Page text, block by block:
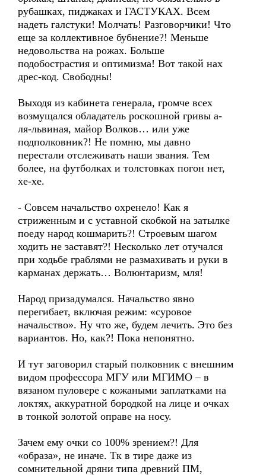
рубашках, пиджаках и ГАСТУКАХ. Всем
надеть галстуки! Молчать! Разговорчики! Что
еще за коллективное бубнение?! Меньше
недовольства на рожах. Больше
подобострастия и оптимизма! Вот такой нах
дрес-код. Свободны!
Выходя из кабинета генерала, громче всех
возмущался обладатель роскошной гривы а-
ля-львиная, майор Волков… или уже
подполковник?! Не помню, мы давно
перестали отслеживать наши звания. Тем
более, на футболках и толстовках погон нет,
хе-хе.
- Совсем начальство охренело! Как я
стриженным и с уставной скобкой на затылке
поеду народ кошмарить?! Строевым шагом
ходить не заставят?! Несколько лет отучался
при ходьбе граблями не размахивать и руки в
карманах держать… Волюнтаризм, мля!
Народ призадумался. Начальство явно
перегибает, включая режим: «суровое
начальство». Ну что же, будем лечить. Это без
вариантов. Но, как?! Пока непонятно.
И тут заговорил старый полковник с внешним
видом профессора МГУ или МГИМО – в
вязаном пуловере с кожаными заплатками на
локтях, аккуратной бородкой на лице и очках
в тонкой золотой оправе на носу.
Зачем ему очки со 100% зрением?! Для
«образа», не иначе. Тк в тире даже из
сомнительной дряни типа древний ПМ,